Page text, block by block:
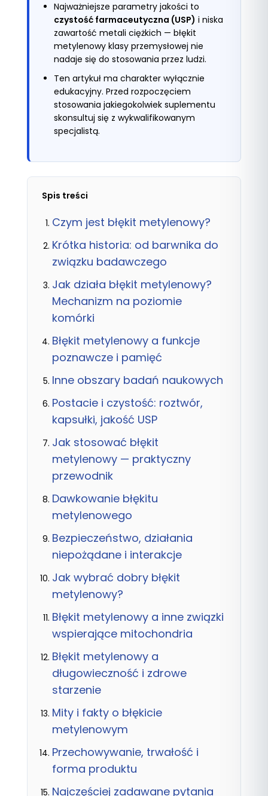
Najważniejsze parametry jakości to
czystość farmaceutyczna (USP) i niska
zawartość metali ciężkich — błękit
metylenowy klasy przemysłowej nie
nadaje się do stosowania przez ludzi.
Ten artykuł ma charakter wyłącznie
edukacyjny. Przed rozpoczęciem
stosowania jakiegokolwiek suplementu
skonsultuj się z wykwalifikowanym
specjalistą.
Spis treści
Czym jest błękit metylenowy?
Krótka historia: od barwnika do
związku badawczego
Jak działa błękit metylenowy?
Mechanizm na poziomie
komórki
Błękit metylenowy a funkcje
poznawcze i pamięć
Inne obszary badań naukowych
Postacie i czystość: roztwór,
kapsułki, jakość USP
Jak stosować błękit
metylenowy — praktyczny
przewodnik
Dawkowanie błękitu
metylenowego
Bezpieczeństwo, działania
niepożądane i interakcje
Jak wybrać dobry błękit
metylenowy?
Błękit metylenowy a inne związki
wspierające mitochondria
Błękit metylenowy a
długowieczność i zdrowe
starzenie
Mity i fakty o błękicie
metylenowym
Przechowywanie, trwałość i
forma produktu
Najczęściej zadawane pytania